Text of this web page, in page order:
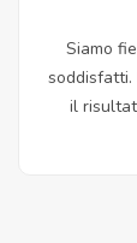
Siamo
soddisfatti.
il